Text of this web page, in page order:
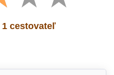
1 cestovateľ